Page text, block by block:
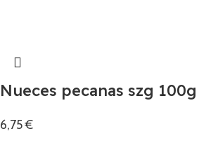
Nueces pecanas szg 100g
6,75€